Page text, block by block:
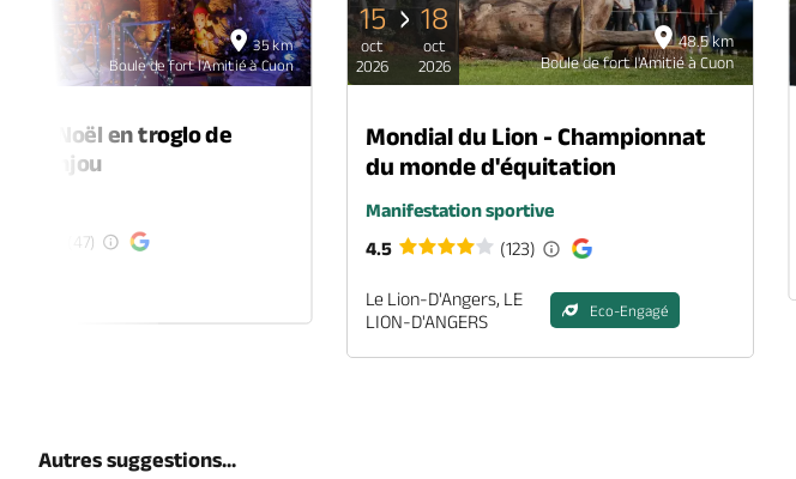
35 km
Boule de fort l'Amitié à Cuon
de Noël en troglo de
en-Anjou
(47)
48.5 km
Boule de fort l'Amitié à Cuon
15
oct
2026
18
oct
2026
Mondial du Lion - Championnat
du monde d'équitation
Manifestation sportive
4.5
(123)
Le Lion-D'Angers, LE
LION-D'ANGERS
Eco-Engagé
Autres suggestions...